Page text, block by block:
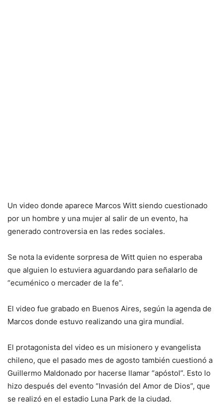
Un video donde aparece Marcos Witt siendo cuestionado
por un hombre y una mujer al salir de un evento, ha
generado controversia en las redes sociales.
Se nota la evidente sorpresa de Witt quien no esperaba
que alguien lo estuviera aguardando para señalarlo de
“ecuménico o mercader de la fe”.
El video fue grabado en Buenos Aires, según la agenda de
Marcos donde estuvo realizando una gira mundial.
El protagonista del video es un misionero y evangelista
chileno, que el pasado mes de agosto también cuestionó a
Guillermo Maldonado por hacerse llamar “apóstol”. Esto lo
hizo después del evento “Invasión del Amor de Dios”, que
se realizó en el estadio Luna Park de la ciudad.